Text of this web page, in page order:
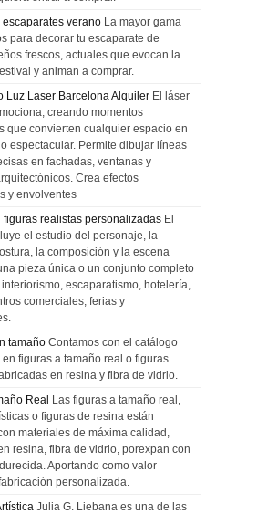
escaparates verano La mayor gama
para decorar tu escaparate de
frescos, actuales que evocan la
y animan a comprar.
Luz Laser Barcelona Alquiler El láser
creando momentos
que convierten cualquier espacio en
espectacular. Permite dibujar líneas
en fachadas, ventanas y
Crea efectos
y envolventes
figuras realistas personalizadas El
el estudio del personaje, la
la composición y la escena
pieza única o un conjunto completo
escaparatismo, hotelería,
comerciales, ferias y
tamaño Contamos con el catálogo
figuras a tamaño real o figuras
en resina y fibra de vidrio.
Real Las figuras a tamaño real,
o figuras de resina están
materiales de máxima calidad,
resina, fibra de vidrio, porexpan con
Aportando como valor
personalizada.
Julia G. Liebana es una de las